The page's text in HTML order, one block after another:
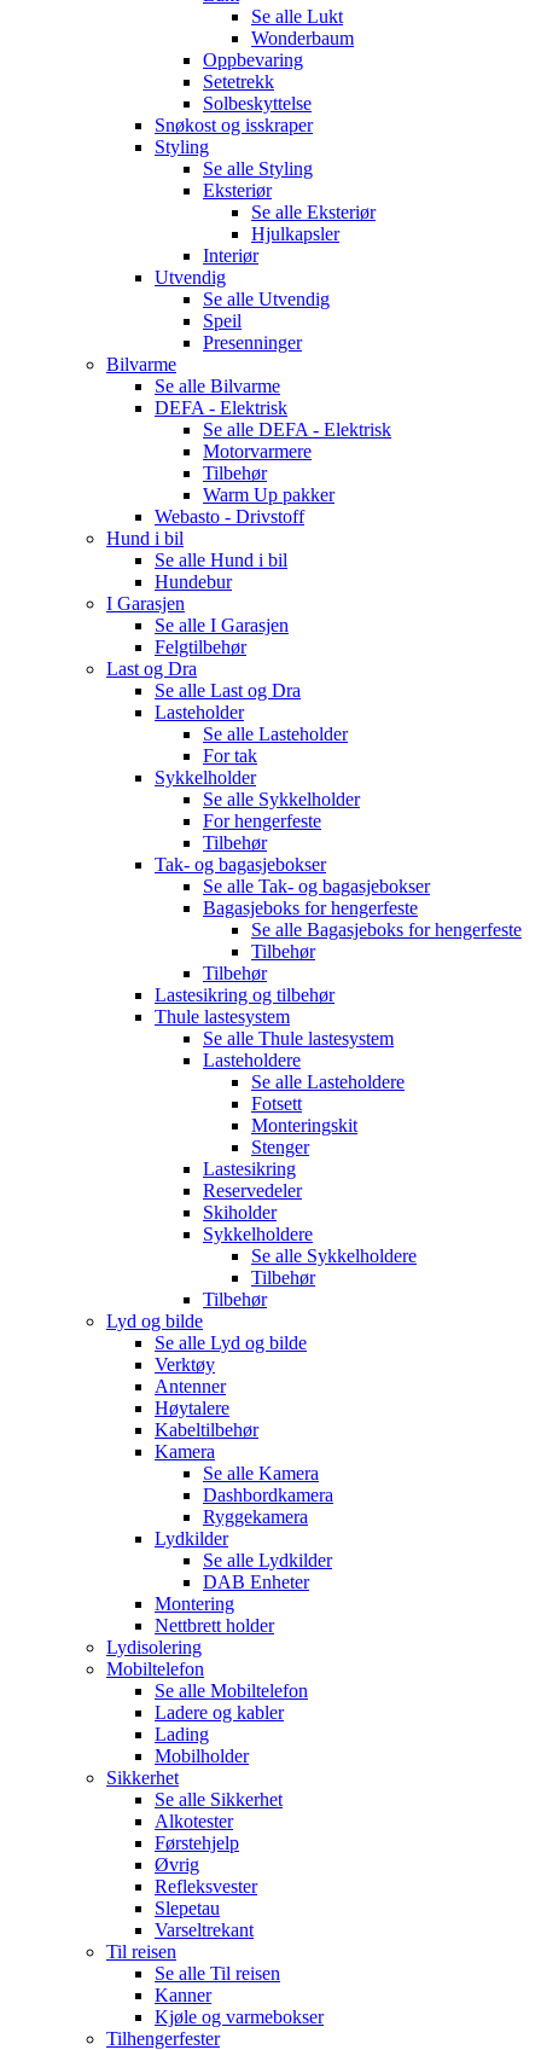
Se alle Lukt
Wonderbaum
Oppbevaring
Setetrekk
Solbeskyttelse
Snøkost og isskraper
Styling
Se alle Styling
Eksteriør
Se alle Eksteriør
Hjulkapsler
Interiør
Utvendig
Se alle Utvendig
Speil
Presenninger
Bilvarme
Se alle Bilvarme
DEFA - Elektrisk
Se alle DEFA - Elektrisk
Motorvarmere
Tilbehør
Warm Up pakker
Webasto - Drivstoff
Hund i bil
Se alle Hund i bil
Hundebur
I Garasjen
Se alle I Garasjen
Felgtilbehør
Last og Dra
Se alle Last og Dra
Lasteholder
Se alle Lasteholder
For tak
Sykkelholder
Se alle Sykkelholder
For hengerfeste
Tilbehør
Tak- og bagasjebokser
Se alle Tak- og bagasjebokser
Bagasjeboks for hengerfeste
Se alle Bagasjeboks for hengerfeste
Tilbehør
Tilbehør
Lastesikring og tilbehør
Thule lastesystem
Se alle Thule lastesystem
Lasteholdere
Se alle Lasteholdere
Fotsett
Monteringskit
Stenger
Lastesikring
Reservedeler
Skiholder
Sykkelholdere
Se alle Sykkelholdere
Tilbehør
Tilbehør
Lyd og bilde
Se alle Lyd og bilde
Verktøy
Antenner
Høytalere
Kabeltilbehør
Kamera
Se alle Kamera
Dashbordkamera
Ryggekamera
Lydkilder
Se alle Lydkilder
DAB Enheter
Montering
Nettbrett holder
Lydisolering
Mobiltelefon
Se alle Mobiltelefon
Ladere og kabler
Lading
Mobilholder
Sikkerhet
Se alle Sikkerhet
Alkotester
Førstehjelp
Øvrig
Refleksvester
Slepetau
Varseltrekant
Til reisen
Se alle Til reisen
Kanner
Kjøle og varmebokser
Tilhengerfester